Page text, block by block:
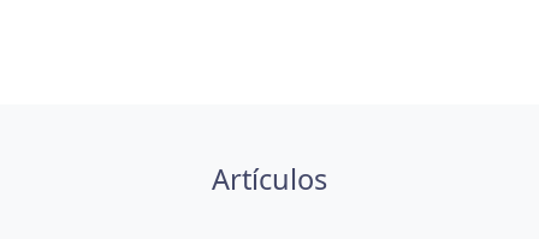
Artículos